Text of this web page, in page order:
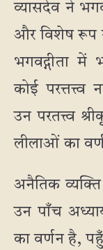
व्यासदेव ने
और विशेष रूप से
भगवद्गीता
कोई परत्तत्त्व
उन परतत्त्व
लीलाओं का
अनैतिक
उन पाँच
का वर्णन है,